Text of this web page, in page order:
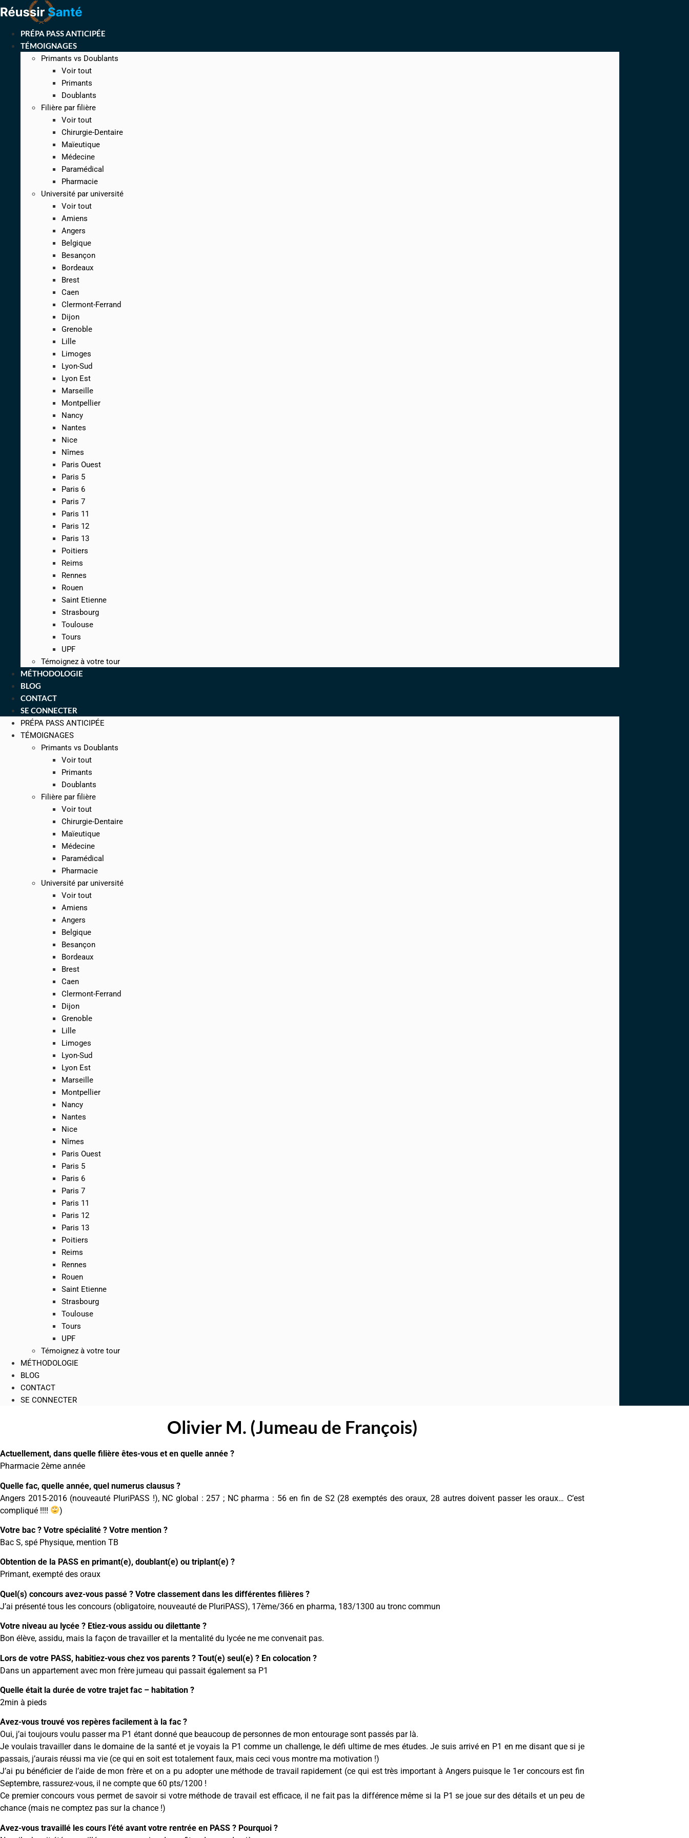
Aller
au
contenuPRÉPA PASS ANTICIPÉE
TÉMOIGNAGES
Primants vs Doublants
Voir tout
Primants
Doublants
Filière par filière
Voir tout
Chirurgie-Dentaire
Maïeutique
Médecine
Paramédical
Pharmacie
Université par université
Voir tout
Amiens
Angers
Belgique
Besançon
Bordeaux
Brest
Caen
Clermont-Ferrand
Dijon
Grenoble
Lille
Limoges
Lyon-Sud
Lyon Est
Marseille
Montpellier
Nancy
Nantes
Nice
Nîmes
Paris Ouest
Paris 5
Paris 6
Paris 7
Paris 11
Paris 12
Paris 13
Poitiers
Reims
Rennes
Rouen
Saint Etienne
Strasbourg
Toulouse
Tours
UPF
Témoignez à votre tour
MÉTHODOLOGIE
BLOG
CONTACT
SE CONNECTER
PRÉPA PASS ANTICIPÉE
TÉMOIGNAGES
Primants vs Doublants
Voir tout
Primants
Doublants
Filière par filière
Voir tout
Chirurgie-Dentaire
Maïeutique
Médecine
Paramédical
Pharmacie
Université par université
Voir tout
Amiens
Angers
Belgique
Besançon
Bordeaux
Brest
Caen
Clermont-Ferrand
Dijon
Grenoble
Lille
Limoges
Lyon-Sud
Lyon Est
Marseille
Montpellier
Nancy
Nantes
Nice
Nîmes
Paris Ouest
Paris 5
Paris 6
Paris 7
Paris 11
Paris 12
Paris 13
Poitiers
Reims
Rennes
Rouen
Saint Etienne
Strasbourg
Toulouse
Tours
UPF
Témoignez à votre tour
MÉTHODOLOGIE
BLOG
CONTACT
SE CONNECTER
Olivier M. (Jumeau de François)
Actuellement, dans quelle filière êtes-vous et en quelle année ?
Pharmacie 2ème année
Quelle fac, quelle année, quel numerus clausus ?
Angers 2015-2016 (nouveauté PluriPASS !), NC global : 257 ; NC pharma : 56 en fin de S2 (28 exemptés des oraux, 28 autres doivent passer les oraux… C’est
compliqué !!!!
)
Votre bac ? Votre spécialité ? Votre mention ?
Bac S, spé Physique, mention TB
Obtention de la PASS en primant(e), doublant(e) ou triplant(e) ?
Primant, exempté des oraux
Quel(s) concours avez-vous passé ? Votre classement dans les différentes filières ?
J’ai présenté tous les concours (obligatoire, nouveauté de PluriPASS), 17ème/366 en pharma, 183/1300 au tronc commun
Votre niveau au lycée ? Etiez-vous assidu ou dilettante ?
Bon élève, assidu, mais la façon de travailler et la mentalité du lycée ne me convenait pas.
Lors de votre PASS, habitiez-vous chez vos parents ? Tout(e) seul(e) ? En colocation ?
Dans un appartement avec mon frère jumeau qui passait également sa P1
Quelle était la durée de votre trajet fac – habitation ?
2min à pieds
Avez-vous trouvé vos repères facilement à la fac ?
Oui, j’ai toujours voulu passer ma P1 étant donné que beaucoup de personnes de mon entourage sont passés par là.
Je voulais travailler dans le domaine de la santé et je voyais la P1 comme un challenge, le défi ultime de mes études. Je suis arrivé en P1 en me disant que si je
passais, j’aurais réussi ma vie (ce qui en soit est totalement faux, mais ceci vous montre ma motivation !)
J’ai pu bénéficier de l’aide de mon frère et on a pu adopter une méthode de travail rapidement (ce qui est très important à Angers puisque le 1er concours est fin
Septembre, rassurez-vous, il ne compte que 60 pts/1200 !
Ce premier concours vous permet de savoir si votre méthode de travail est efficace, il ne fait pas la différence même si la P1 se joue sur des détails et un peu de
chance (mais ne comptez pas sur la chance !)
Avez-vous travaillé les cours l’été avant votre rentrée en PASS ? Pourquoi ?